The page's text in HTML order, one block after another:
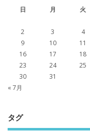
日 月 火
2
3 4
9
10 11
16
17 18
23
24 25
30
31
« 7月
タグ